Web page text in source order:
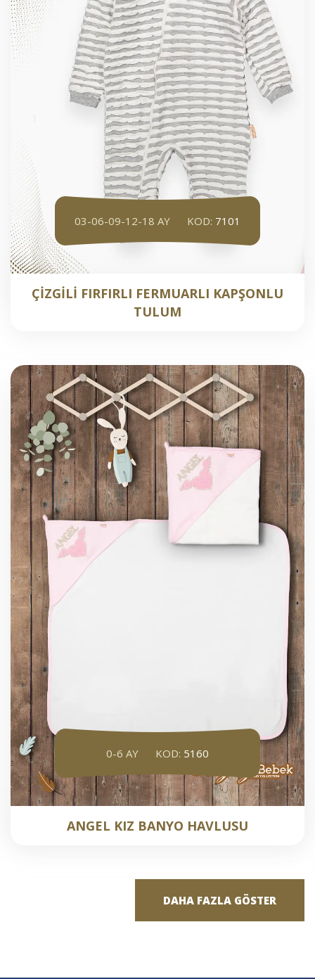
03-06-09-12-18 AY KOD: 7101
ÇİZGİLİ FIRFIRLI FERMUARLI KAPŞONLU
TULUM
0-6 AY KOD: 5160
ANGEL KIZ BANYO HAVLUSU
DAHA FAZLA GÖSTER